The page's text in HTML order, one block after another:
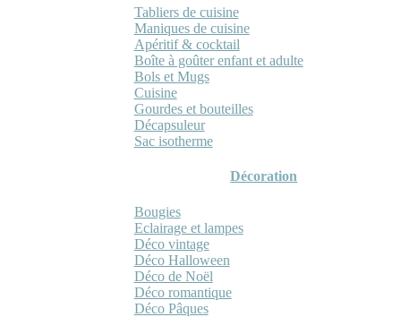
Tabliers de cuisine
Maniques de cuisine
Apéritif & cocktail
Boîte à goûter enfant et adulte
Bols et Mugs
Cuisine
Gourdes et bouteilles
Décapsuleur
Sac isotherme
Décoration
Bougies
Eclairage et lampes
Déco vintage
Déco Halloween
Déco de Noël
Déco romantique
Déco Pâques